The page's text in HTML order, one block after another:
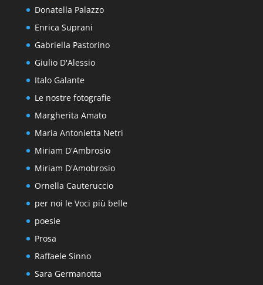
Donatella Palazzo
Enrica Suprani
Gabriella Pastorino
Giulio D'Alessio
Italo Galante
Le nostre fotografie
Margherita Amato
Maria Antonietta Netri
Miriam D'Ambrosio
Miriam D'Amobrosio
Ornella Cauteruccio
per noi le Voci più belle
poesie
Prosa
Raffaele Sinno
Sara Germanotta